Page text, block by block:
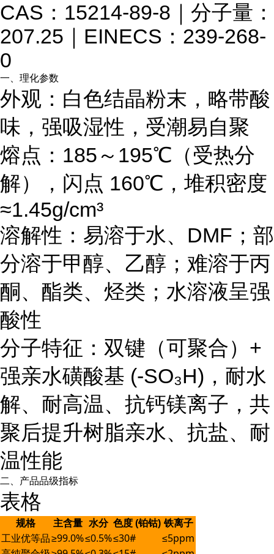
CAS：15214-89-8｜分子量：
207.25｜EINECS：239-268-
0
一、理化参数
外观： 白色结晶粉末，略带酸
味，强吸湿性 ，受潮易自聚
熔点：185～195℃（受热分
解），闪点 160℃，堆积密度
≈1.45g/cm³
溶解性：易溶于水、DMF；部
分溶于甲醇、乙醇；难溶于丙
酮、酯类、烃类；水溶液呈强
酸性
分子特征： 双键（可聚合）+
强亲水磺酸基 (-SO₃H) ，耐水
解、耐高温、抗钙镁离子，共
聚后提升树脂亲水、抗盐、耐
温性能
二、产品品级指标
表格
规格 主含量 水分 色度 (铂钴) 铁离子
工业优等品≥99.0%≤0.5%≤30#
≤5ppm